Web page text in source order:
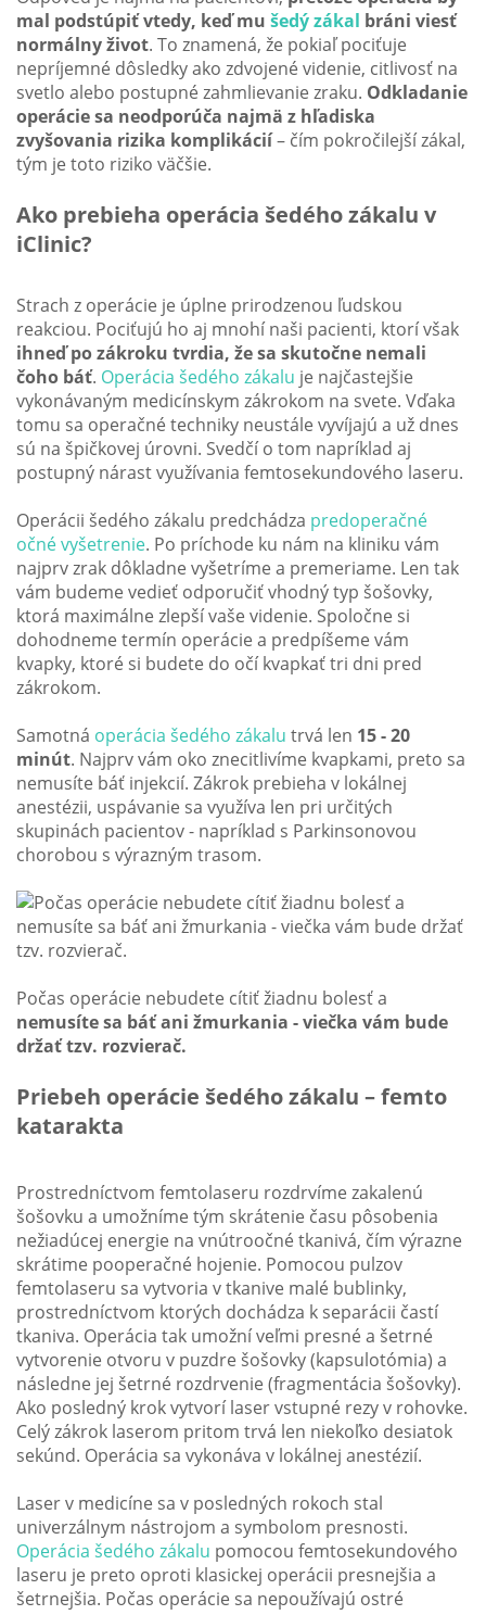
mal podstúpiť vtedy, keď mu šedý zákal bráni viesť
normálny život. To znamená, že pokiaľ pociťuje
nepríjemné dôsledky ako zdvojené videnie, citlivosť na
svetlo alebo postupné zahmlievanie zraku. Odkladanie
operácie sa neodporúča najmä z hľadiska
zvyšovania rizika komplikácií– čím pokročilejší zákal,
tým je toto riziko väčšie.
Ako prebieha operácia šedého zákalu v
iClinic?
Strach z operácie je úplne prirodzenou ľudskou
reakciou. Pociťujú ho aj mnohí naši pacienti, ktorí však
ihneď po zákroku tvrdia, že sa skutočne nemali
čoho báť. Operácia šedého zákalu je najčastejšie
vykonávaným medicínskym zákrokom na svete. Vďaka
tomu sa operačné techniky neustále vyvíjajú a už dnes
sú na špičkovej úrovni. Svedčí o tom napríklad aj
postupný nárast využívania femtosekundového laseru.
Operácii šedého zákalu predchádza predoperačné
očné vyšetrenie. Po príchode ku nám na kliniku vám
najprv zrak dôkladne vyšetríme a premeriame. Len tak
vám budeme vedieť odporučiť vhodný typ šošovky,
ktorá maximálne zlepší vaše videnie. Spoločne si
dohodneme termín operácie a predpíšeme vám
kvapky, ktoré si budete do očí kvapkať tri dni pred
zákrokom.
Samotná operácia šedého zákalu trvá len 15 - 20
minút. Najprv vám oko znecitlivíme kvapkami, preto sa
nemusíte báť injekcií. Zákrok prebieha v lokálnej
anestézii, uspávanie sa využíva len pri určitých
skupinách pacientov - napríklad s Parkinsonovou
chorobou s výrazným trasom.
Počas operácie nebudete cítiť žiadnu bolesť a
nemusíte sa báť ani žmurkania - viečka vám bude
držať tzv. rozvierač.
Priebeh operácie šedého zákalu – femto
katarakta
Prostredníctvom femtolaseru rozdrvíme zakalenú
šošovku a umožníme tým skrátenie času pôsobenia
nežiadúcej energie na vnútroočné tkanivá, čím výrazne
skrátime pooperačné hojenie. Pomocou pulzov
femtolaseru sa vytvoria v tkanive malé bublinky,
prostredníctvom ktorých dochádza k separácii častí
tkaniva. Operácia tak umožní veľmi presné a šetrné
vytvorenie otvoru v puzdre šošovky (kapsulotómia) a
následne jej šetrné rozdrvenie (fragmentácia šošovky).
Ako posledný krok vytvorí laser vstupné rezy v rohovke.
Celý zákrok laserom pritom trvá len niekoľko desiatok
sekúnd. Operácia sa vykonáva v lokálnej anestézií.
Laser v medicíne sa v posledných rokoch stal
univerzálnym nástrojom a symbolom presnosti.
Operácia šedého zákalu pomocou femtosekundového
laseru je preto oproti klasickej operácii presnejšia a
šetrnejšia. Počas operácie sa nepoužívajú ostré